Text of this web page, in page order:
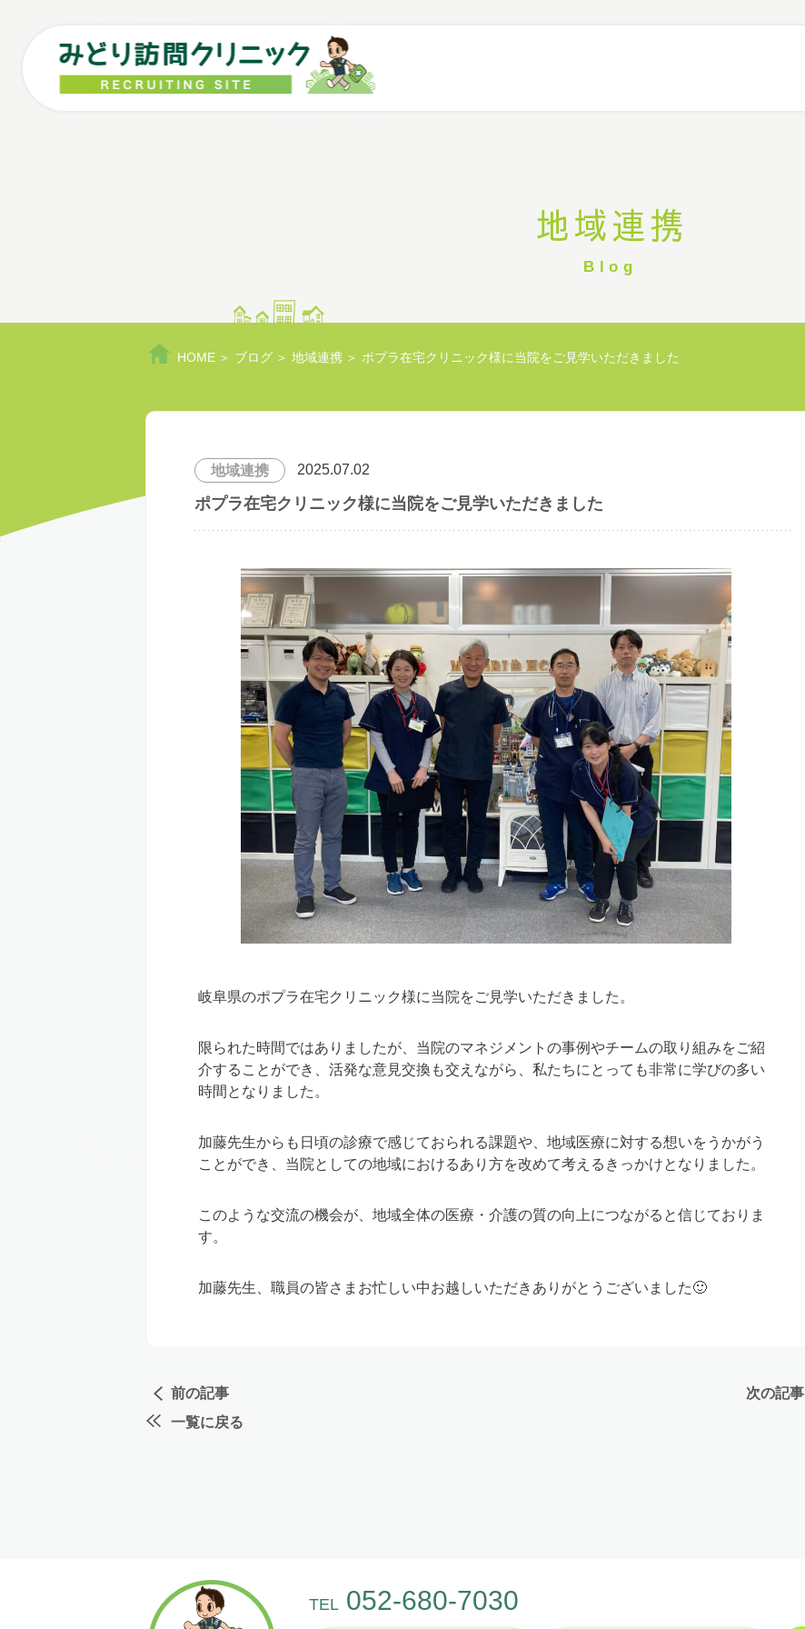
地域連携
Blog
HOME ブログ 地域連携 ポプラ在宅クリニック様に当院をご見学いただきました
地域連携 2025.07.02
ポプラ在宅クリニック様に当院をご見学いただきました
岐阜県のポプラ在宅クリニック様に当院をご見学いただきました。
限られた時間ではありましたが、当院のマネジメントの事例やチームの取り組みをご紹
介することができ、活発な意見交換も交えながら、私たちにとっても非常に学びの多い
時間となりました。
加藤先生からも日頃の診療で感じておられる課題や、地域医療に対する想いをうかがう
ことができ、当院としての地域におけるあり方を改めて考えるきっかけとなりました。
このような交流の機会が、地域全体の医療・介護の質の向上につながると信じておりま
す。
加藤先生、職員の皆さまお忙しい中お越しいただきありがとうございました🙂
前の記事
一覧に戻る
次の記事
TEL 052-680-7030